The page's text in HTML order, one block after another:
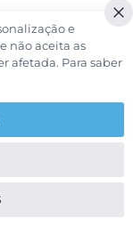
e
não aceita as
afetada. Para saber